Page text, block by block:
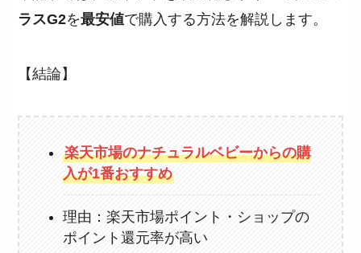
ラスG2を最安値で購入する方法を解説します。
【結論】
楽天市場のナチュラルベビーからの購
入が1番おすすめ
理由：楽天市場ポイント・ショップの
ポイント還元率が高い